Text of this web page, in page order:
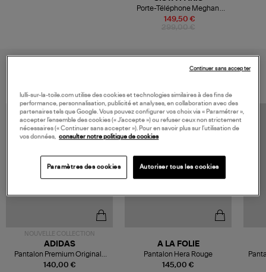
149,50 €
Porte-Téléphone Meghan
Rosario
NOUVELLE COLLECTION
140,00 €
ADIDAS
Pantalon Premium Originals
Warm Vanilla/Team Victory
MADE IN FRANCE
145,00 €
A LA FOLIE
Pantalon Hera Rouge
lulli-sur-la-toile.com utilise des cookies et technologies similaires à des fins de
performance, personnalisation, publicité et analyses, en collaboration avec des
partenaires tels que Google. Vous pouvez configurer vos choix via « Paramétrer »,
accepter l’ensemble des cookies (« J’accepte ») ou refuser ceux non strictement
nécessaires (« Continuer sans accepter »). Pour en savoir plus sur l’utilisation de
vos données, consulter notre politique de cookies
Paramètres des cookies Autoriser tous les cookies
Continuer sans accepter